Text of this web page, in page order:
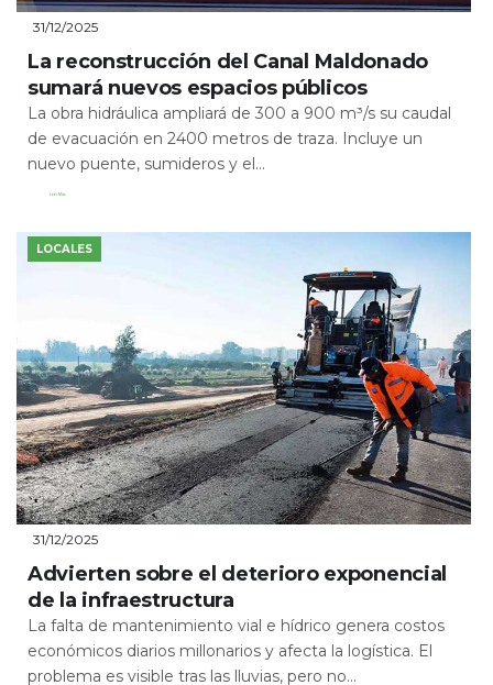
31/12/2025
La reconstrucción del Canal Maldonado
sumará nuevos espacios públicos
La obra hidráulica ampliará de 300 a 900 m³/s su caudal
de evacuación en 2400 metros de traza. Incluye un
nuevo puente, sumideros y el...
Leer Más
LOCALES
31/12/2025
Advierten sobre el deterioro exponencial
de la infraestructura
La falta de mantenimiento vial e hídrico genera costos
económicos diarios millonarios y afecta la logística. El
problema es visible tras las lluvias, pero no...